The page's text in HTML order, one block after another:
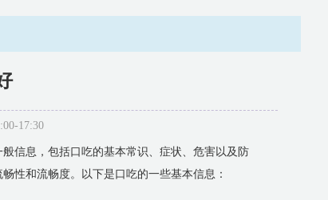
17:30
信息，包括口吃的基本常识、症状、危害以及防
性和流畅度。以下是口吃的一些基本信息：